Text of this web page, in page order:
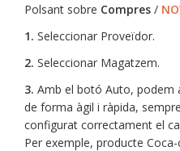
Polsant sobre Compres /
1. Seleccionar Proveïdor.
2. Seleccionar Magatzem.
3. Amb el botó Auto, podem
de forma àgil i ràpida,
configurat correctament el
Per exemple, producte